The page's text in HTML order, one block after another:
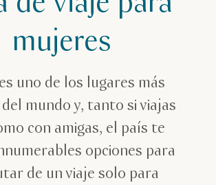
mujeres
uno de los lugares más
mundo y, tanto si viajas
con amigas, el país te
opciones para
de un viaje solo para